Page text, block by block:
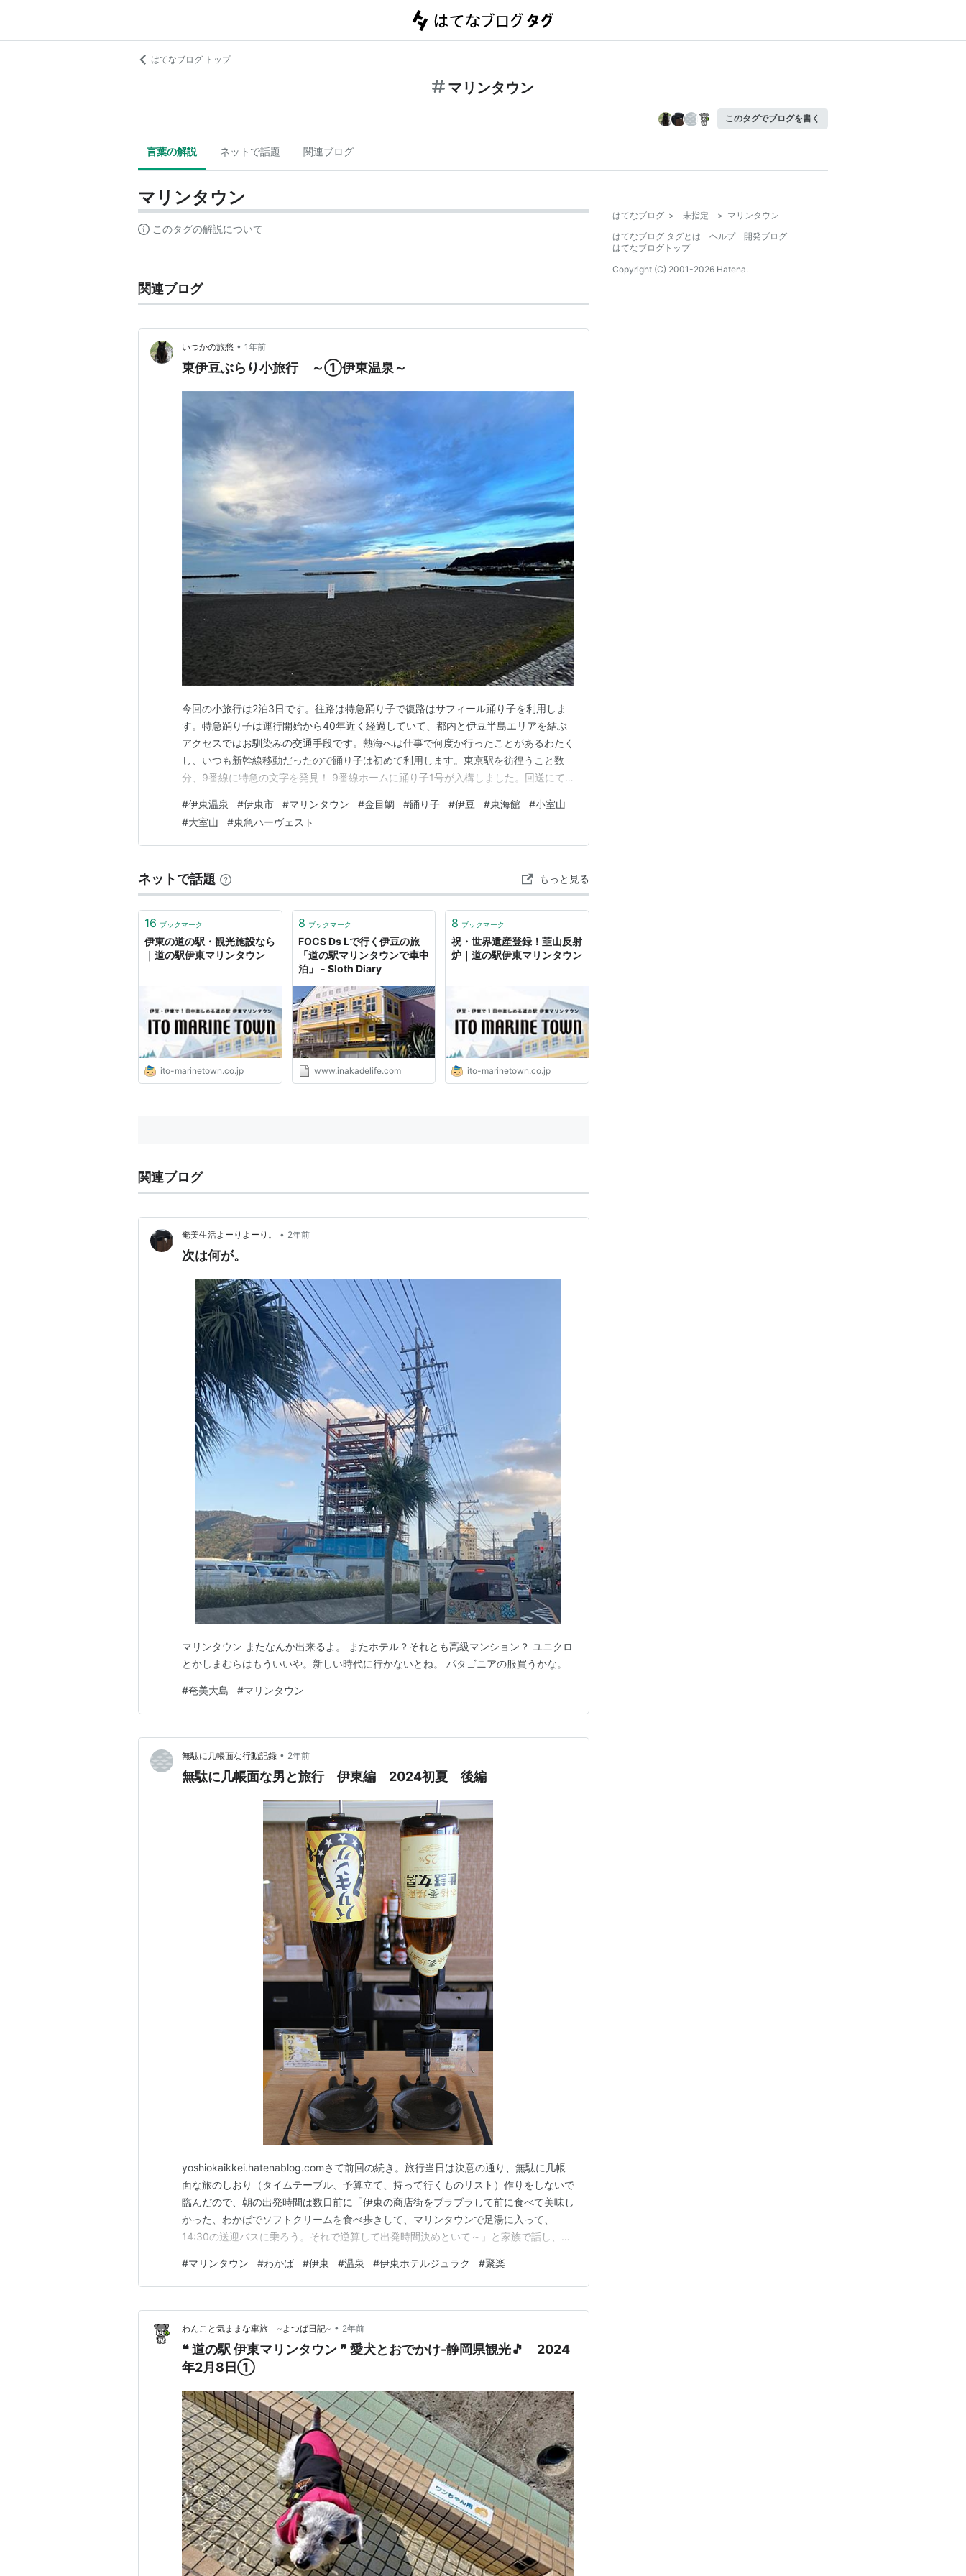
はてなブログ トップ
マリンタウン
このタグでブログを書く
言葉の解説 ネットで話題 関連ブログ
マリンタウン
このタグの解説について
関連ブログ
いつかの旅愁 • 1年前
東伊豆ぶらり小旅行 ～①伊東温泉～
今回の小旅行は2泊3日です。往路は特急踊り子で復路はサフィール踊り子を利用しま
す。特急踊り子は運行開始から40年近く経過していて、都内と伊豆半島エリアを結ぶ
アクセスではお馴染みの交通手段です。熱海へは仕事で何度か行ったことがあるわたく
し、いつも新幹線移動だったので踊り子は初めて利用します。東京駅を彷徨うこと数
分、9番線に特急の文字を発見！ 9番線ホームに踊り子1号が入構しました。回送にて
予約席、右の赤色は空席、真ん中の部分は黄色に点灯しますがこの後の駅で乗客が乗っ
てくるよ〜て意味です。 東京駅を出発後、途中で品川・川…
#伊東温泉 #伊東市 #マリンタウン #金目鯛 #踊り子 #伊豆 #東海館 #小室山
#大室山 #東急ハーヴェスト
ネットで話題 もっと見る
16 ブックマーク
伊東の道の駅・観光施設なら
｜道の駅伊東マリンタウン
ito-marinetown.co.jp
8 ブックマーク
FOCS Ds Lで行く伊豆の旅
「道の駅マリンタウンで車中
泊」 - Sloth Diary
www.inakadelife.com
8 ブックマーク
祝・世界遺産登録！韮山反射
炉｜道の駅伊東マリンタウン
ito-marinetown.co.jp
関連ブログ
奄美生活よーりよーり。 • 2年前
次は何が。
マリンタウン またなんか出来るよ。 またホテル？それとも高級マンション？ ユニクロ
とかしまむらはもういいや。新しい時代に行かないとね。 パタゴニアの服買うかな。
#奄美大島 #マリンタウン
無駄に几帳面な行動記録 • 2年前
無駄に几帳面な男と旅行 伊東編 2024初夏 後編
yoshiokaikkei.hatenablog.comさて前回の続き。旅行当日は決意の通り、無駄に几帳
面な旅のしおり（タイムテーブル、予算立て、持って行くものリスト）作りをしないで
臨んだので、朝の出発時間は数日前に「伊東の商店街をブラブラして前に食べて美味し
かった、わかばでソフトクリームを食べ歩きして、マリンタウンで足湯に入って、
14:30の送迎バスに乗ろう。それで逆算して出発時間決めといて～」と家族で話し、鉄
で行き、乗換え伊東線に。約2時間。前も小田原行った時にそうだったのだけど朝の東
海道線、伊東線って土曜でも混…
#マリンタウン #わかば #伊東 #温泉 #伊東ホテルジュラク #聚楽
わんこと気ままな車旅 ~よつば日記~ • 2年前
❝ 道の駅 伊東マリンタウン ❞ 愛犬とおでかけ-静岡県観光🎵 2024
年2月8日①
はてなブログ > 未指定 > マリンタウン
はてなブログ タグとは
ヘルプ
開発ブログ
はてなブログトップ
Copyright (C) 2001-2026 Hatena.